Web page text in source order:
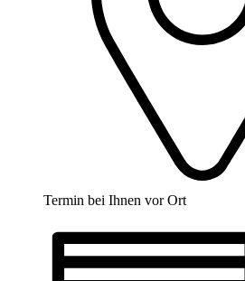
Termin bei Ihnen vor Ort